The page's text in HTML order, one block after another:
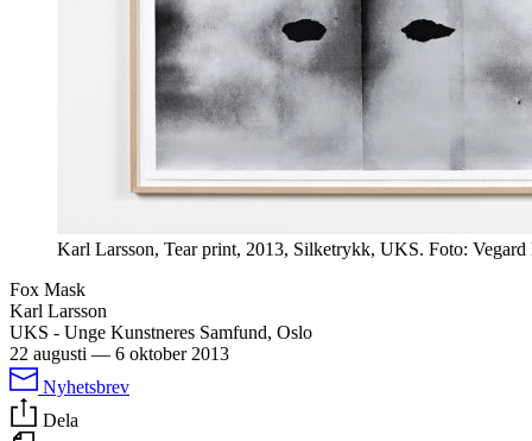
Karl Larsson, Tear print, 2013, Silketrykk, UKS. Foto: Vegard
Fox Mask
Karl Larsson
UKS - Unge Kunstneres Samfund, Oslo
22 augusti — 6 oktober 2013
Nyhetsbrev
Dela